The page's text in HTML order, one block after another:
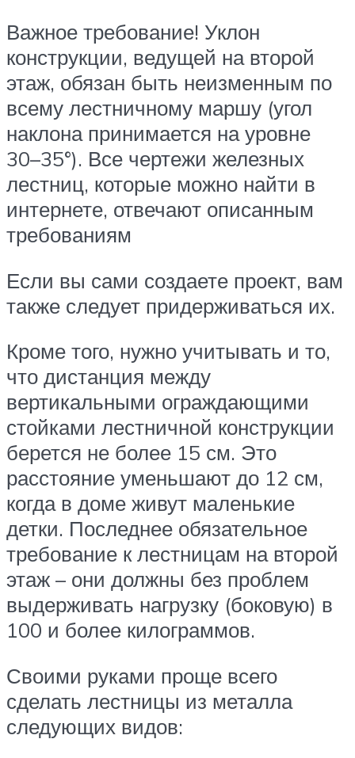
Важное требование! Уклон
конструкции, ведущей на второй
этаж, обязан быть неизменным по
всему лестничному маршу (угол
наклона принимается на уровне
30–35°). Все чертежи железных
лестниц, которые можно найти в
интернете, отвечают описанным
требованиям
Если вы сами создаете проект, вам
также следует придерживаться их.
Кроме того, нужно учитывать и то,
что дистанция между
вертикальными ограждающими
стойками лестничной конструкции
берется не более 15 см. Это
расстояние уменьшают до 12 см,
когда в доме живут маленькие
детки. Последнее обязательное
требование к лестницам на второй
этаж – они должны без проблем
выдерживать нагрузку (боковую) в
100 и более килограммов.
Своими руками проще всего
сделать лестницы из металла
следующих видов: